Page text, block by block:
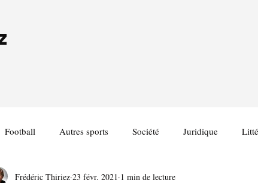
Football Autres sports Société Juridique
Frédéric Thiriez 23 févr. 2021 1 min de lecture